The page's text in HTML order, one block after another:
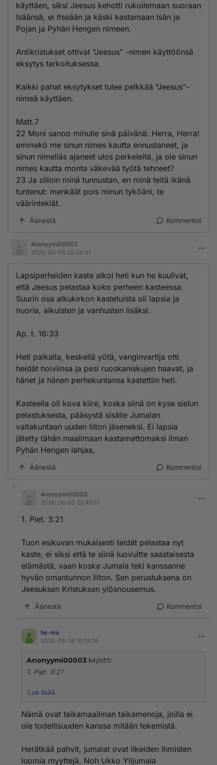
käyttäen, siksi Jeesus kehotti rukoilemaan suoraan
Isäänsä, ei itseään ja käski kastamaan Isän ja
Pojan ja Pyhän Hengen nimeen.
Antikristukset ottivat "Jeesus" -nimen käyttöönsä
eksytys tarkoituksessa.
Kaikki pahat eksytykset tulee pelkkää "Jeesus"-
nimeä käyttäen.
Matt.7
22 Moni sanoo minulle sinä päivänä: Herra, Herra!
emmekö me sinun nimes kautta ennustaneet, ja
sinun nimelläs ajaneet ulos perkeleitä, ja ole sinun
nimes kautta monta väkevää työtä tehneet?
23 Ja silloin minä tunnustan, en minä teitä ikänä
tuntenut: menkäät pois minun tyköäni, te
väärintekiät.
Äänestä Kommentoi
Anonyymi00002
2026-06-05 20:44:31
Lapsiperheiden kaste alkoi heti kun he kuulivat,
että Jeesus pelastaa koko perheen kasteessa.
Suurin osa alkukirkon kastetuista oli lapsia ja
nuoria, aikuisten ja vanhusten lisäksi.
Ap. t. 16:33
Heti paikalla, keskellä yötä, vanginvartija otti
heidät hoiviinsa ja pesi ruoskaniskujen haavat, ja
hänet ja hänen perhekuntansa kastettiin heti.
Kasteella oli kova kiire, koska siinä on kyse sielun
pelastuksesta, pääsystä sisälle Jumalan
valtakuntaan uuden liiton jäseneksi. Ei lapsia
jätetty tähän maailmaan kastamattomaksi ilman
Pyhän Hengen lahjaa,
Äänestä Kommentoi
Anonyymi00003
2026-06-05 20:45:17
1. Piet. 3:21
Tuon esikuvan mukaisesti teidät pelastaa nyt
kaste, ei siksi että te siinä luovuitte saastaisesta
elämästä, vaan koska Jumala teki kanssanne
hyvän omantunnon liiton. Sen perustuksena on
Jeesuksen Kristuksen ylösnousemus.
Äänestä Kommentoi
he-ma
2026-06-06 10:19:26
Anonyymi00003 kirjoitti:
1. Piet. 3:21
Tuon esikuvan mukaisesti teidät pelastaa nyt kaste, ei
koska Jumala teki kanssanne hyvän omantunnon
liiton. Sen perustuksena on Jeesuksen Kristuksen
ylösnousemus.
Lue lisää
Nämä ovat taikamaailman taikamenoja, joilla ei
ole todellisuuden kanssa mitään tekemistä.
Herätkää pahvit, jumalat ovat ilkeiden ihmisten
luomia myyttejä. Noh Ukko Ylijumala